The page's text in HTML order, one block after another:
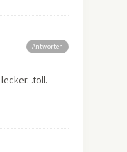
Antworten
.toll.